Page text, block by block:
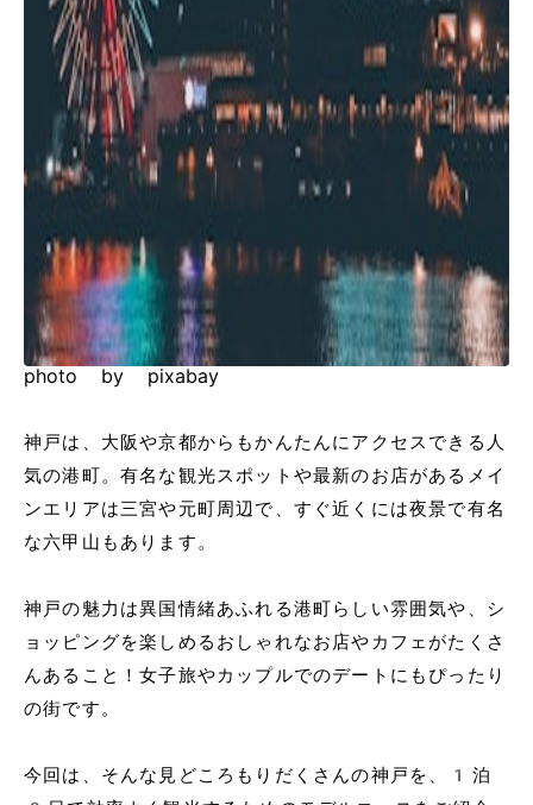
photo by pixabay
神戸は、大阪や京都からもかんたんにアクセスできる人
気の港町。有名な観光スポットや最新のお店があるメイ
ンエリアは三宮や元町周辺で、すぐ近くには夜景で有名
な六甲山もあります。
神戸の魅力は異国情緒あふれる港町らしい雰囲気や、シ
ョッピングを楽しめるおしゃれなお店やカフェがたくさ
んあること！女子旅やカップルでのデートにもぴったり
の街です。
今回は、そんな見どころもりだくさんの神戸を、1泊